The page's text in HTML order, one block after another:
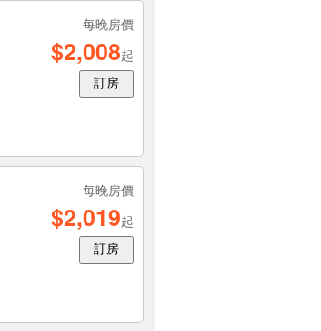
每晚房價
$2,008起
訂房
每晚房價
$2,019起
訂房